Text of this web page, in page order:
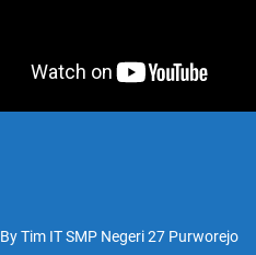
By Tim IT SMP Negeri 27 Purworejo